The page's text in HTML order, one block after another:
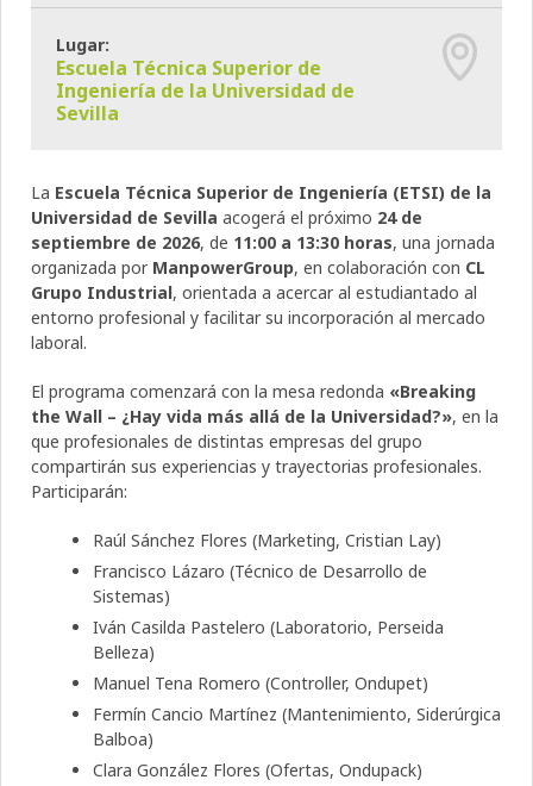
Lugar:
Escuela Técnica Superior de
Ingeniería de la Universidad de
Sevilla
La Escuela Técnica Superior de Ingeniería (ETSI) de la
Universidad de Sevilla acogerá el próximo 24 de
septiembre de 2026, de 11:00 a 13:30 horas, una jornada
organizada por ManpowerGroup, en colaboración con CL
Grupo Industrial, orientada a acercar al estudiantado al
entorno profesional y facilitar su incorporación al mercado
laboral.
El programa comenzará con la mesa redonda «Breaking
the Wall – ¿Hay vida más allá de la Universidad?», en la
que profesionales de distintas empresas del grupo
compartirán sus experiencias y trayectorias profesionales.
Participarán:
Raúl Sánchez Flores (Marketing, Cristian Lay)
Francisco Lázaro (Técnico de Desarrollo de
Sistemas)
Iván Casilda Pastelero (Laboratorio, Perseida
Belleza)
Manuel Tena Romero (Controller, Ondupet)
Fermín Cancio Martínez (Mantenimiento, Siderúrgica
Balboa)
Clara González Flores (Ofertas, Ondupack)